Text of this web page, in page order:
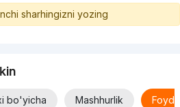
sharhingizni yozing
bo'yicha Mashhurlik